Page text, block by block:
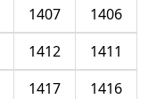
1406
1407
1411
1412
1416
1417